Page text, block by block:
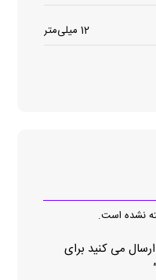
12 میلی‌متر
نشده است.
می کنید برای